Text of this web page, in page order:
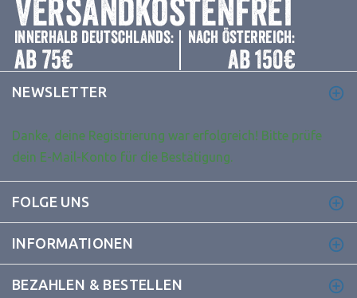
NEWSLETTER
Danke, deine Registrierung war erfolgreich! Bitte prüfe
dein E-Mail-Konto für die Bestätigung.
FOLGE UNS
INFORMATIONEN
BEZAHLEN & BESTELLEN